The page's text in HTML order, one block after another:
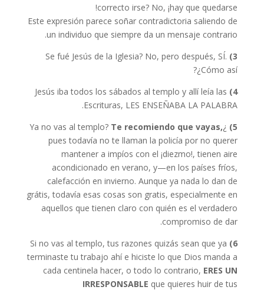
correcto irse? No, ¡hay que quedarse!
Este expresión parece soñar contradictoria saliendo de
un individuo que siempre da un mensaje contrario.
3)
Se fué Jesús de la Iglesia? No, pero después, SÍ.
¿Cómo así?
4)
Jesús iba todos los sábados al templo y allí leía las
Escrituras, LES ENSEÑABA LA PALABRA.
5)
¿Ya no vas al templo?
Te recomiendo que vayas,
pues todavía no te llaman la policía por no querer
mantener a impíos con el ¡diezmo!, tienen aire
acondicionado en verano, y—en los países fríos,
calefacción en invierno. Aunque ya nada lo dan de
grátis, todavía esas cosas son gratis, especialmente en
aquellos que tienen claro con quién es el verdadero
compromiso de dar.
6)
Si no vas al templo, tus razones quizás sean que ya
terminaste tu trabajo ahí e hiciste lo que Dios manda a
cada centinela hacer, o todo lo contrario, ERES UN
IRRESPONSABLE que quieres huir de tus